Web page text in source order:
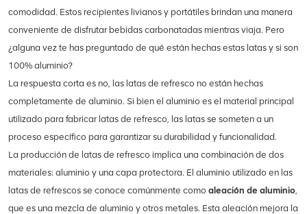
comodidad. Estos recipientes livianos y portátiles brindan una manera
conveniente de disfrutar bebidas carbonatadas mientras viaja. Pero
¿alguna vez te has preguntado de qué están hechas estas latas y si son
100% aluminio?
La respuesta corta es no, las latas de refresco no están hechas
completamente de aluminio. Si bien el aluminio es el material principal
utilizado para fabricar latas de refresco, las latas se someten a un
proceso específico para garantizar su durabilidad y funcionalidad.
La producción de latas de refresco implica una combinación de dos
materiales: aluminio y una capa protectora. El aluminio utilizado en las
latas de refrescos se conoce comúnmente como aleación de aluminio
que es una mezcla de aluminio y otros metales. Esta aleación mejora la